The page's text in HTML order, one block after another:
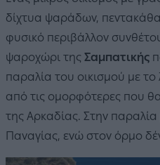
δίχτυα ψαράδων,
φυσικό περιβάλλον
ψαροχώρι της Σαμπατικής
παραλία του οικισμού με το
από τις ομορφότερες που
της Αρκαδίας. Στην παραλία
Παναγίας, ενώ στον όρμο